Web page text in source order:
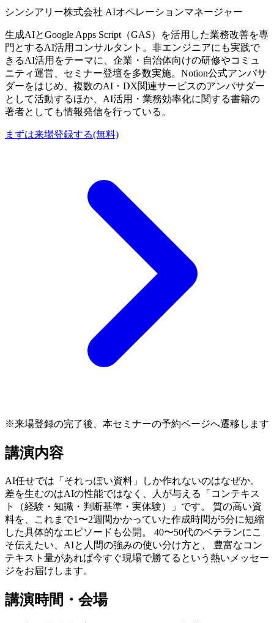
シンシアリー株式会社 AIオペレーションマネージャー
生成AIとGoogle Apps Script（GAS）を活用した業務改善を専
門とするAI活用コンサルタント。非エンジニアにも実践で
きるAI活用をテーマに、企業・自治体向けの研修やコミュ
ニティ運営、セミナー登壇を多数実施。Notion公式アンバサ
ダーをはじめ、複数のAI・DX関連サービスのアンバサダー
として活動するほか、AI活用・業務効率化に関する書籍の
著者としても情報発信を行っている。
まずは来場登録する(無料)
※来場登録の完了後、本セミナーの予約ページへ遷移します
講演内容
AI任せでは「それっぽい資料」しか作れないのはなぜか。
差を生むのはAIの性能ではなく、人が与える「コンテキス
ト（経験・知識・判断基準・実体験）」です。 質の高い資
料を、これまで1〜2週間かかっていた作成時間が5分に短縮
した具体的なエピソードも公開。 40〜50代のベテランにこ
そ伝えたい、AIと人間の強みの使い分け方と、 豊富なコン
テキスト量があれば今すぐ現場で勝てるという熱いメッセー
ジをお届けします。
講演時間・会場